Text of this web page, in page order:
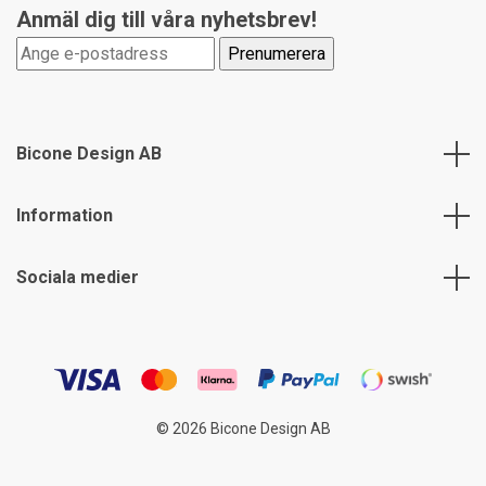
Anmäl dig till våra nyhetsbrev!
Bicone Design AB
Information
Sociala medier
© 2026 Bicone Design AB